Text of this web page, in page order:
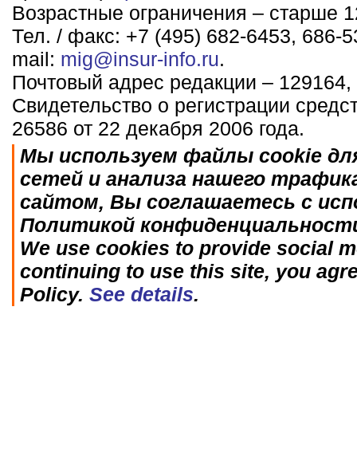
Возрастные ограничения – старше
Тел. / факс: +7 (495) 682-6453, 686-
mail: mig@insur-info.ru.
Почтовый адрес редакции –
Свидетельство о регистрации
26586 от 22 декабря 2006 года.
Мы используем файлы cookie
сетей и анализа нашего
сайтом, Вы соглашаетесь с
Политикой
We use cookies to provide social
continuing to use this site, you
Policy. See details.